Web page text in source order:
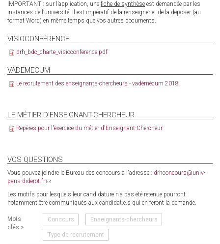
external)
IMPORTANT : sur l’application, une fiche de synthèse est demandée par les
instances de l’université. Il est impératif de la renseigner et de la déposer (au
format Word) en même temps que vos autres documents.
VISIOCONFÉRENCE
drh_bdc_charte_visioconference.pdf
VADEMECUM
Le recrutement des enseignants-chercheurs - vadémécum 2018
LE MÉTIER D'ENSEIGNANT-CHERCHEUR
Repères pour l'exercice du métier d'Enseignant-Chercheur
VOS QUESTIONS
Vous pouvez joindre le Bureau des concours à l'adresse : drhconcours@univ-
paris-diderot.fr(link
e-
mail)
Les motifs pour lesquels leur candidature n'a pas été retenue pourront
notamment être communiqués aux candidat.e.s qui en feront la demande.
Mots
clés >
Concours Enseignants-chercheurs
Type de recrutement